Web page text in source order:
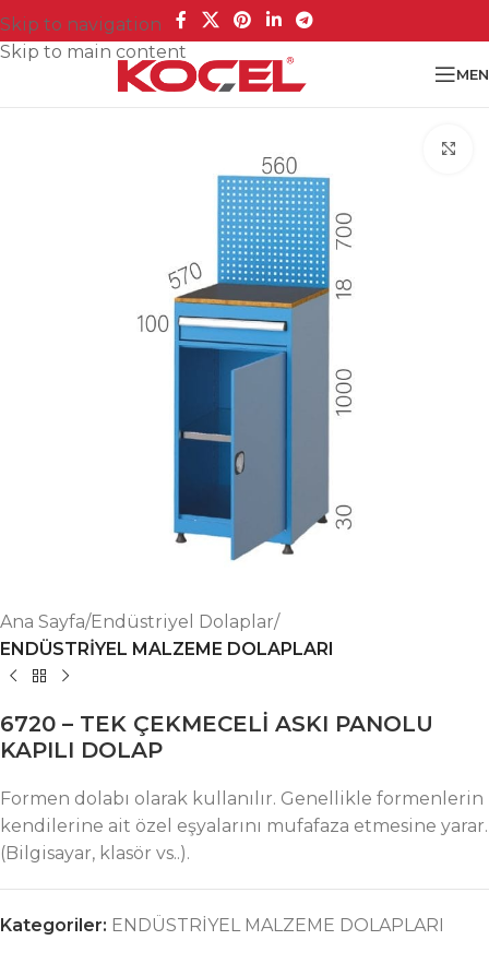
Skip to navigation
Skip to main content
Ana Sayfa Endüstriyel Dolaplar
ENDÜSTRİYEL MALZEME DOLAPLARI
6720 – TEK ÇEKMECELİ ASKI PANOLU
KAPILI DOLAP
Formen dolabı olarak kullanılır. Genellikle formenlerin
kendilerine ait özel eşyalarını mufafaza etmesine yarar.
(Bilgisayar, klasör vs..).
Kategoriler: ENDÜSTRİYEL MALZEME DOLAPLARI